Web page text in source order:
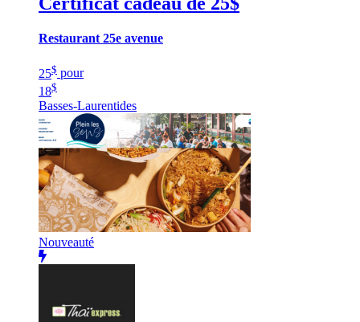
Restaurant 25e avenue
25$ pour
18$
Basses-Laurentides
Nouveauté